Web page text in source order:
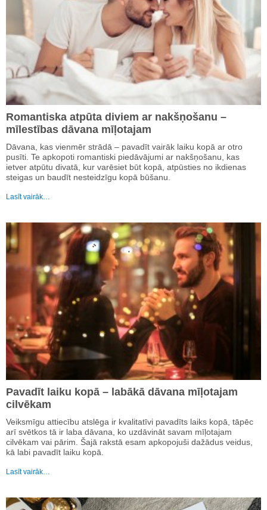
Romantiska atpūta diviem ar nakšņošanu –
mīlestības dāvana mīļotajam
Dāvana, kas vienmēr strādā – pavadīt vairāk laiku kopā ar otro
pusīti. Te apkopoti romantiski piedāvājumi ar nakšņošanu, kas
ietver atpūtu divatā, kur varēsiet būt kopā, atpūsties no ikdienas
steigas un baudīt nesteidzīgu kopā būšanu.
Lasīt vairāk…
Pavadīt laiku kopā – labākā dāvana mīļotajam
cilvēkam
Veiksmīgu attiecību atslēga ir kvalitatīvi pavadīts laiks kopā, tāpēc
arī svētkos tā ir laba dāvana, ko uzdāvināt savam mīļotajam
cilvēkam vai pārim. Šajā rakstā esam apkopojuši dažādus veidus,
kā labi pavadīt laiku kopā.
Lasīt vairāk…